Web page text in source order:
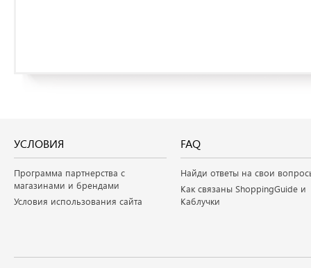
УСЛОВИЯ
Программа партнерства с
магазинами и брендами
Условия использования сайта
FAQ
Найди ответы на свои
Как связаны ShoppingGuide и
Каблучки